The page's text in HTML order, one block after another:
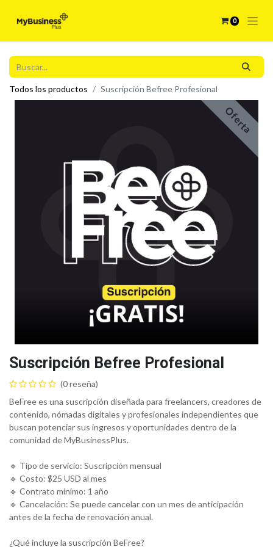
0
Todos los productos Suscripción Befree Profesional
Oferta
Suscripción Befree Profesional
(0 reseña)
BeFree es una suscripción diseñada para freelancers, creadores de
contenido, nómadas digitales y profesionales independientes que
buscan potenciar sus ingresos y oportunidades dentro de la
comunidad de MyBusinessPlus.
🔹 Tipo de servicio: Suscripción mensual
🔹 Costo: $25 USD al mes
🔹 Contrato mínimo: 1 año
🔹 Cancelación: Se puede cancelar con un mes de anticipación
antes de la fecha de renovación anual.
¿Qué incluye la suscripción BeFree?